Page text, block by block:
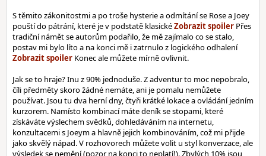
S těmito zákonitostmi a po troše hysterie a odmítání se Rose a Joey
pouští do pátrání, které je v podstatě klasické
Přes
tradiční námět se autorům podařilo, že mě zajímalo co se stalo,
postav mi bylo líto a na konci mě i zatrnulo z logického odhalení
Konec ale můžete mírně ovlivnit.
Jak se to hraje? Inu z 90% jednoduše. Z adventur to moc nepobralo,
číli předměty skoro žádné nemáte, ani je pomalu nemůžete
používat. Jsou tu dva herní dny, čtyři krátké lokace a ovládání jedním
kurzorem. Namísto kombinací máte deník se stopami, které
získáváte výslechem svědků, dohledáváním na internetu,
konzultacemi s Joeym a hlavně jejich kombinováním, což mi přijde
jako skvělý nápad. V rozhovorech můžete volit u styl konverzace, ale
výsledek se nemění (pozor na konci to neplatí!). Zbylých 10% jsou